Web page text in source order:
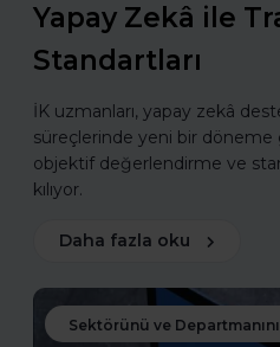
Yapay Zekâ ile
Standartları
İK uzmanları, yapay zekâ
süreçlerinde yeni bir döneme
objektif değerlendirme ve
kılıyor.
Daha fazla oku
Sektörünü ve